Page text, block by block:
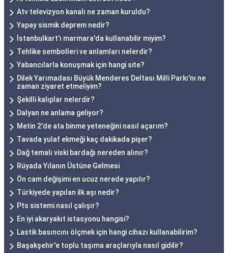
Atv televizyon kanalı ne zaman kuruldu?
Yapay sismik deprem nedir?
İstanbulkart'ı marmara'da kullanabilir miyim?
Tehlike sembolleri ve anlamları nelerdir?
Yabancılarla konuşmak için hangi site?
Dilek Yarımadası Büyük Menderes Deltası Milli Parkı'nı ne
zaman ziyaret etmeliyim?
Şekilli kalıplar nelerdir?
Dalyan ne anlama geliyor?
Metin 2'de ata binme yeteneğini nasıl açarım?
Tavada yulaf ekmeği kaç dakikada pişer?
Dağ temalı viski bardağı nereden alınır?
Rüyada Yılanın Üstüne Gelmesi
Ön cam değişimi en ucuz nerede yapılır?
Türkiyede yapılan ilk aşı nedir?
Pts sistemi nasıl çalışır?
En iyi akaryakıt istasyonu hangisi?
Lastik basıncını ölçmek için hangi cihazı kullanabilirim?
Başakşehir'e toplu taşıma araçlarıyla nasıl gidilir?